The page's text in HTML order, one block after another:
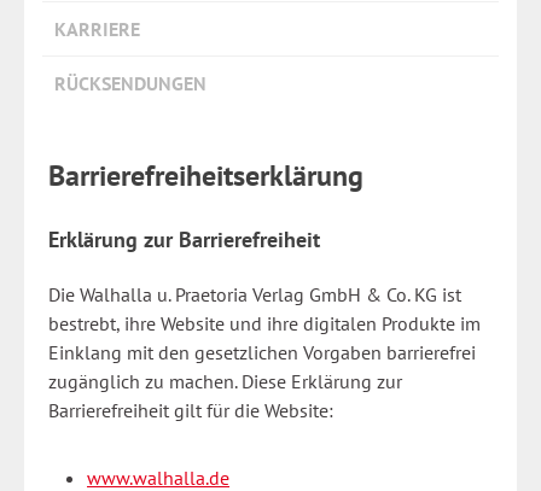
KARRIERE
RÜCKSENDUNGEN
Barrierefreiheitserklärung
Erklärung zur Barrierefreiheit
Die Walhalla u. Praetoria Verlag GmbH & Co. KG ist
bestrebt, ihre Website und ihre digitalen Produkte im
Einklang mit den gesetzlichen Vorgaben barrierefrei
zugänglich zu machen. Diese Erklärung zur
Barrierefreiheit gilt für die Website:
www.walhalla.de